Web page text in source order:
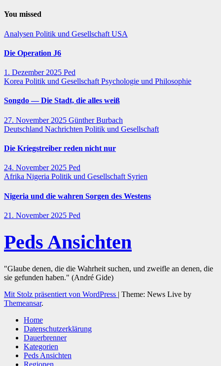
You missed
Analysen Politik und Gesellschaft USA
Die Operation J6
1. Dezember 2025 Ped
Korea Politik und Gesellschaft Psychologie und Philosophie
Songdo — Die Stadt, die alles weiß
27. November 2025 Günther Burbach
Deutschland Nachrichten Politik und Gesellschaft
Die Kriegstreiber reden nicht nur
24. November 2025 Ped
Afrika Nigeria Politik und Gesellschaft Syrien
Nigeria und die wahren Sorgen des Westens
21. November 2025 Ped
Peds Ansichten
"Glaube denen, die die Wahrheit suchen, und zweifle an denen, die
sie gefunden haben." (André Gide)
Mit Stolz präsentiert von WordPress | Theme: News Live by
Themeansar.
Home
Datenschutzerklärung
Dauerbrenner
Kategorien
Peds Ansichten
Regionen